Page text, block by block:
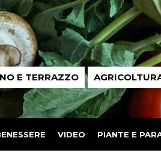
E TERRAZZO
VIDEO PIANTE E